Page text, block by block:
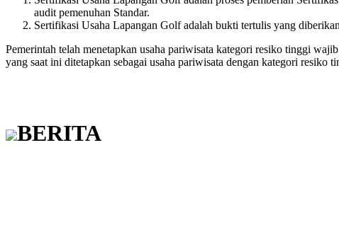
audit pemenuhan Standar.
Sertifikasi Usaha Lapangan Golf adalah bukti tertulis yang
Pemerintah telah menetapkan usaha pariwisata kategori resiko tinggi
yang saat ini ditetapkan sebagai usaha pariwisata dengan kategori resiko
BERITA